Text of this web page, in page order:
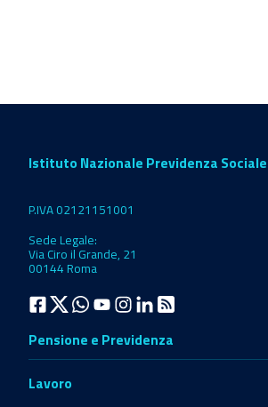
Istituto Nazionale Previdenza Sociale
P.IVA 02121151001
Sede Legale:
Via Ciro il Grande, 21
00144 Roma
Pensione e Previdenza
Lavoro